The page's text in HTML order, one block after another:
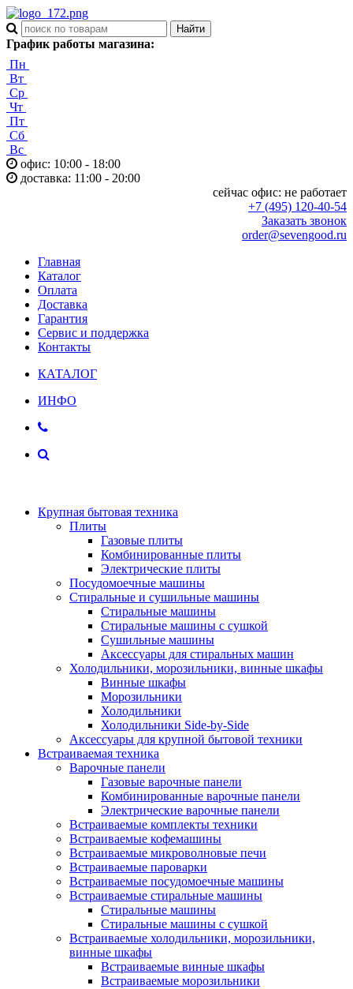
График работы магазина:
Пн
Вт
Ср
Чт
Пт
Сб
Вс
офис: 10:00 - 18:00
доставка: 11:00 - 20:00
сейчас офис: не работает
+7 (495) 120-40-54
Заказать звонок
order@sevengood.ru
Главная
Каталог
Оплата
Доставка
Гарантия
Сервис и поддержка
Контакты
КАТАЛОГ
ИНФО
Крупная бытовая техника
Плиты
Газовые плиты
Комбинированные плиты
Электрические плиты
Посудомоечные машины
Стиральные и сушильные машины
Стиральные машины
Стиральные машины с сушкой
Сушильные машины
Аксессуары для стиральных машин
Холодильники, морозильники, винные шкафы
Винные шкафы
Морозильники
Холодильники
Холодильники Side-by-Side
Аксессуары для крупной бытовой техники
Встраиваемая техника
Варочные панели
Газовые варочные панели
Комбинированные варочные панели
Электрические варочные панели
Встраиваемые комплекты техники
Встраиваемые кофемашины
Встраиваемые микроволновые печи
Встраиваемые пароварки
Встраиваемые посудомоечные машины
Встраиваемые стиральные машины
Стиральные машины
Стиральные машины с сушкой
Встраиваемые холодильники, морозильники,
винные шкафы
Встраиваемые винные шкафы
Встраиваемые морозильники